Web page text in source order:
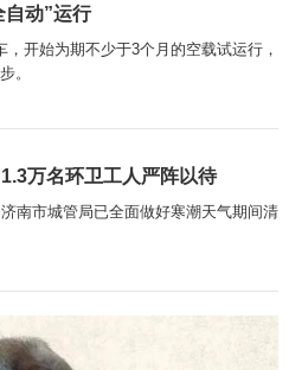
自动”运行
开始为期不少于3个月的空载试运行，
。
万名环卫工人严阵以待
南市城管局已全面做好寒潮天气期间清